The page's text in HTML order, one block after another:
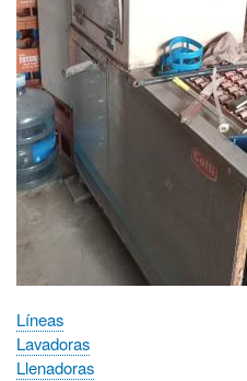
Líneas
Lavadoras
Llenadoras